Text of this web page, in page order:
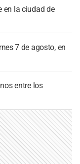
en la ciudad de
7 de agosto, en
entre los